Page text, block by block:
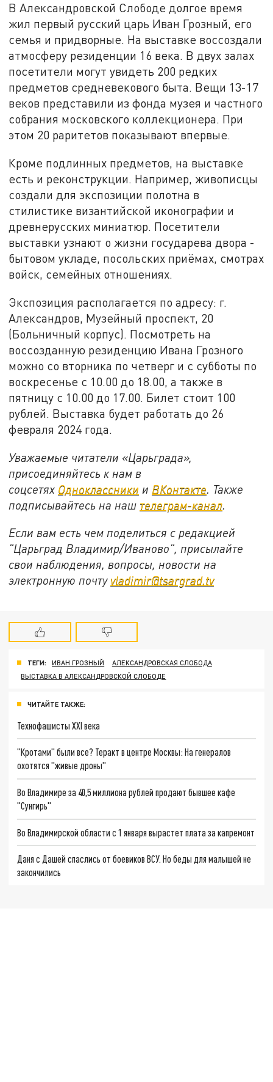
В Александровской Слободе долгое время
жил первый русский царь Иван Грозный, его
семья и придворные. На выставке воссоздали
атмосферу резиденции 16 века. В двух залах
посетители могут увидеть 200 редких
предметов средневекового быта. Вещи 13-17
веков представили из фонда музея и частного
собрания московского коллекционера. При
этом 20 раритетов показывают впервые.
Кроме подлинных предметов, на выставке
есть и реконструкции. Например, живописцы
создали для экспозиции полотна в
стилистике византийской иконографии и
древнерусских миниатюр. Посетители
выставки узнают о жизни государева двора -
бытовом укладе, посольских приёмах, смотрах
войск, семейных отношениях.
Экспозиция располагается по адресу: г.
Александров, Музейный проспект, 20
(Больничный корпус). Посмотреть на
воссозданную резиденцию Ивана Грозного
можно со вторника по четверг и с субботы по
воскресенье с 10.00 до 18.00, а также в
пятницу с 10.00 до 17.00. Билет стоит 100
рублей. Выставка будет работать до 26
февраля 2024 года.
Уважаемые читатели «Царьграда»,
присоединяйтесь к нам в
соцсетях Одноклассники и ВКонтакте . Также
подписывайтесь на наш телеграм-канал
Если вам есть чем поделиться с редакцией
"Царьград Владимир/Иваново", присылайте
свои наблюдения, вопросы, новости на
электронную почту vladimir@tsargrad.tv
ТЕГИ: ИВАН ГРОЗНЫЙ
АЛЕКСАНДРОВСКАЯ СЛОБОДА
ВЫСТАВКА В АЛЕКСАНДРОВСКОЙ СЛОБОДЕ
ЧИТАЙТЕ ТАКЖЕ:
Технофашисты XXI века
"Кротами" были все? Теракт в центре Москвы: На генералов
охотятся "живые дроны"
Во Владимире за 40,5 миллиона рублей продают бывшее кафе
"Сунгирь"
Во Владимирской области с 1 января вырастет плата за капремонт
Даня с Дашей спаслись от боевиков ВСУ. Но беды для малышей не
закончились